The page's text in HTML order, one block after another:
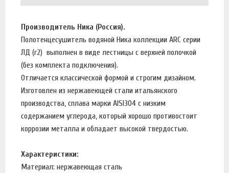
Производитель Ника (Россия).
Полотенцесушитель водяной Ника коллекции ARC серии
ЛД (г2) выполнен в виде лестницы с верхней полочкой
(без комплекта подключения).
Отличается классической формой и строгим дизайном.
Изготовлен из нержавеющей стали итальянского
производства, сплава марки AISI304 с низким
содержанием углерода, который хорошо противостоит
коррозии металла и обладает высокой твердостью.
Характеристики:
Материал: нержавеющая сталь